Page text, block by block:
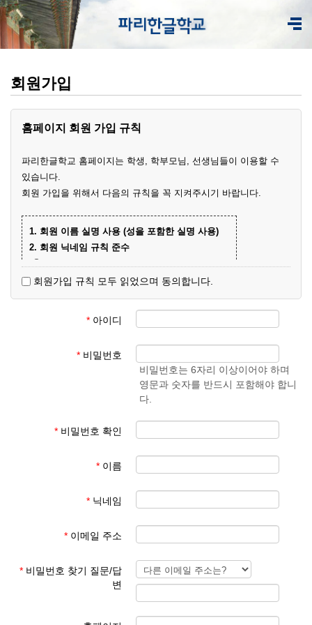
회원가입
홈페이지 회원 가입 규칙
파리한글학교 홈페이지는 학생, 학부모님, 선생님들이 이용할 수
있습니다.
회원 가입을 위해서 다음의 규칙을 꼭 지켜주시기 바랍니다.
1. 회원 이름 실명 사용 (성을 포함한 실명 사용)
2. 회원 닉네임 규칙 준수
① 학부모 회원 닉네임
- 학생 이름+엄마(아빠)
(예)
엄마
김예
준엄
마
(예)
김예
3. 회원 이메일은 입학원서에 기재된 이메일 주소
회원 가입 후 회원 승인에 평균 1일이 소요됩니다.
한글학교 회원이 아닌 분들이 특정한 사유로 홈페이지를 이용하기
파리한글학교 홈페이지 관리자
회원가입 규칙 모두 읽었으며 동의합니다.
* 아이디
* 비밀번호
비밀번호는 6자리 이상이어야 하며
영문과 숫자를 반드시 포함해야 합니
다.
* 비밀번호 확인
* 이름
* 닉네임
* 이메일 주소
* 비밀번호 찾기 질문/답
변